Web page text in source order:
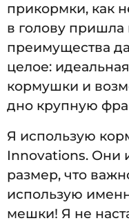
прикормки, как
в голову пришла
преимущества
целое:
кормушки и
дно крупную
Я использую
Innovations. Они
размер, что
использую
мешки! Я не